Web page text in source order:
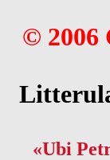
© 2006
«Ubi